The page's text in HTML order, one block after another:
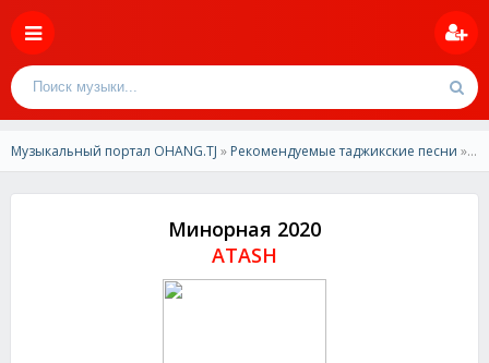
Музыкальный портал OHANG.TJ » Рекомендуемые таджикские песни » ATASH-Минорная 2020
Минорная 2020
ATASH